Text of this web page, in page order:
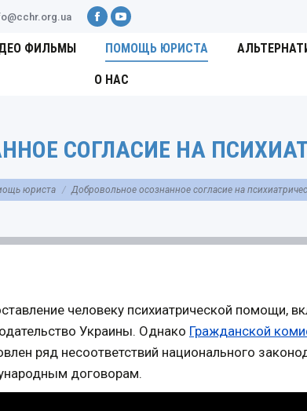
Facebook
YouTube
ФИЛЬМЫ ПОМОЩЬ ЮРИСТА
О НАС
СОГЛАСИЕ НА
юриста Добровольное осознанное согласие на
человеку психиатрической помощи,
Украины. Однако Гражданской
ряд несоответствий национального
договорам.